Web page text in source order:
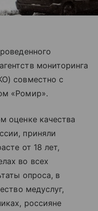
мониторинга
совместно с
«Ромир».
оценке качества
приняли
от 18 лет,
во всех
опроса, в
медуслуг,
россияне